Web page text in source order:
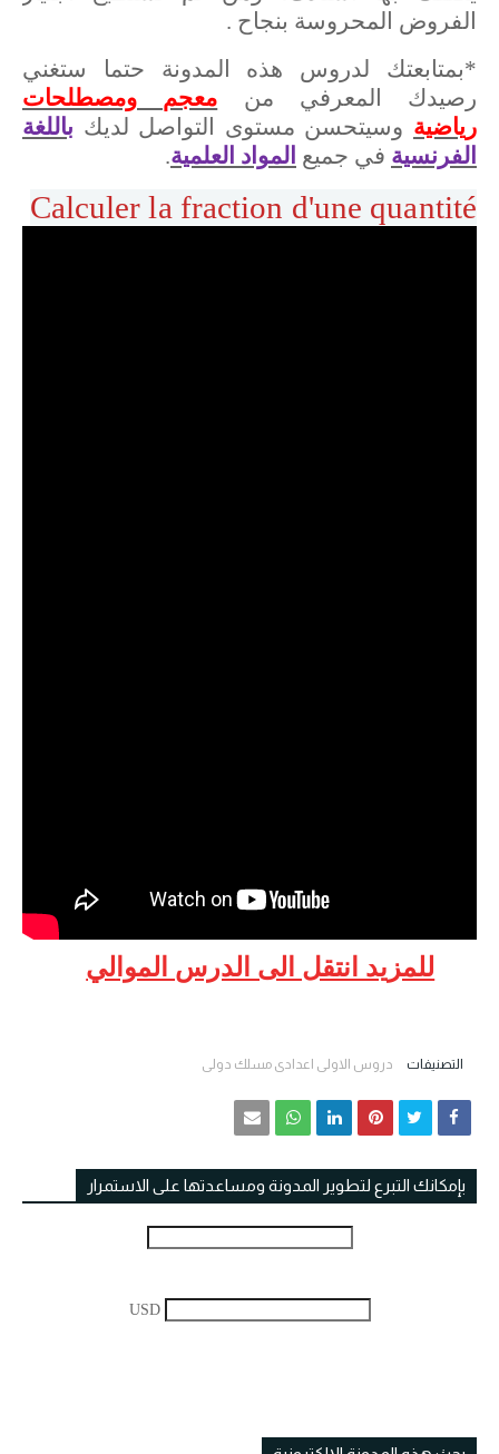
الفروض المحروسة بنجاح .
*بمتابعتك لدروس هذه المدونة حتما ستغني
رصيدك المعرفي من معجم ومصطلحات
رياضية وسيتحسن مستوى التواصل لديك باللغة
الفرنسية في جميع المواد العلمية.
Calculer la fraction d'une quantité
للمزيد انتقل الى الدرس الموالي
التصنيفات دروس الاولى اعدادي مسلك دولي
بإمكانك التبرع لتطوير المدونة ومساعدتها على الاستمرار
USD